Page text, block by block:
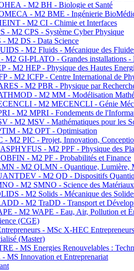
- M2 BH - Biologie et Santé
- M2 BME - Ingénierie
- M2 CI - Chimie et Interfaces
- M2 CPS - Système Cyber Physique
- M2 DS - Data Science
- M2 Fluids - Mécanique des
M2 GI-PLATO - Grandes installations -
- M2 HEP - Physique des Hautes
- M2 ICFP - Centre International de
- M2 PBR - Physique par
- M2 MM - Modélisation
- M2 MECENCLI - Génie
- M2 MPRI - Fondements de
- M2 MSV - Mathématiques pour les
- M2 OPT - Optimisation
- M2 PIC - Projet, Innovation,
- M2 PPF - Physique des
- M2 PF - Probabilités et Finance
- M2 QLMN - Quantique, Lumière,
- M2 QD - Dispositifs
- M2 SMNO - Science des
- M2 Solids - Mécanique des
- M2 TraDD - Transport et
- M2 WAPE - Eau, Air, Pollution et
(CGE)
- MSc X-HEC Entrepreneurs
(Master)
- MS Energies Renouvelables :
MS Innovation et Entreprenariat